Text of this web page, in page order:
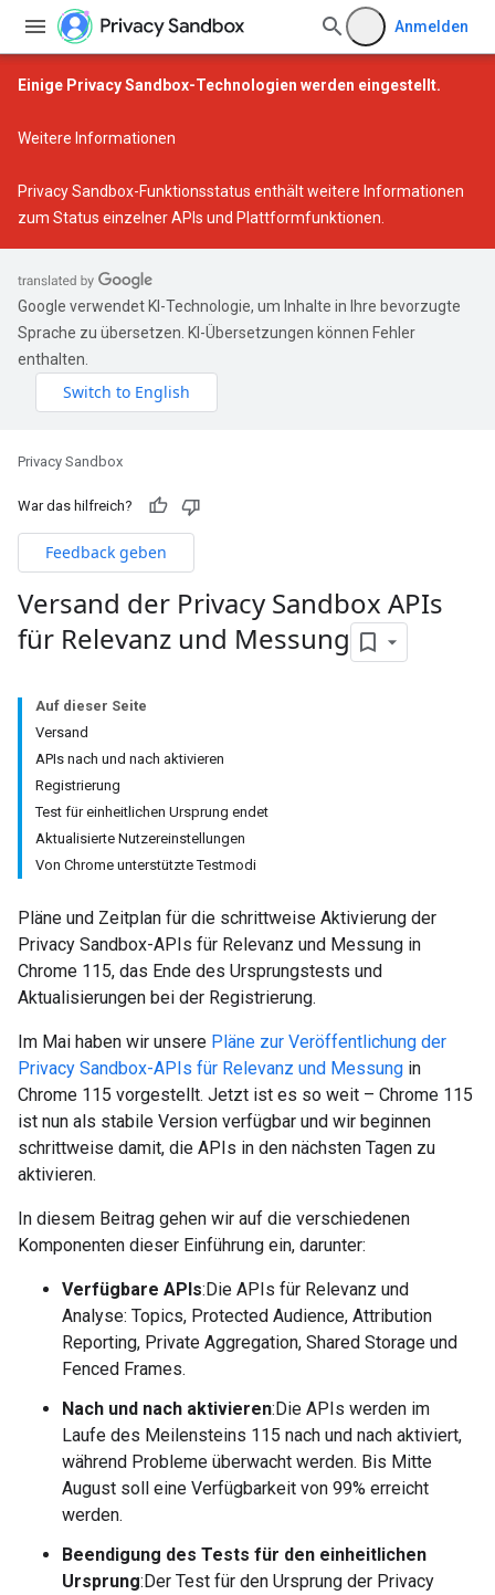
Anmelden
Einige Privacy Sandbox-Technologien werden eingestellt.
Weitere Informationen
Privacy Sandbox-Funktionsstatus enthält weitere Informationen
zum Status einzelner APIs und Plattformfunktionen.
Google verwendet KI-Technologie, um Inhalte in Ihre bevorzugte
Sprache zu übersetzen. KI-Übersetzungen können Fehler
enthalten.
Privacy Sandbox
War das hilfreich?
Feedback geben
Versand der Privacy Sandbox APIs
für Relevanz und Messung
Auf dieser Seite
Versand
APIs nach und nach aktivieren
Registrierung
Test für einheitlichen Ursprung endet
Aktualisierte Nutzereinstellungen
Von Chrome unterstützte Testmodi
Pläne und Zeitplan für die schrittweise Aktivierung der
Privacy Sandbox-APIs für Relevanz und Messung in
Chrome 115, das Ende des Ursprungstests und
Aktualisierungen bei der Registrierung.
Im Mai haben wir unsere Pläne zur Veröffentlichung der
Privacy Sandbox-APIs für Relevanz und Messung in
Chrome 115 vorgestellt. Jetzt ist es so weit – Chrome 115
ist nun als stabile Version verfügbar und wir beginnen
schrittweise damit, die APIs in den nächsten Tagen zu
aktivieren.
In diesem Beitrag gehen wir auf die verschiedenen
Komponenten dieser Einführung ein, darunter:
Verfügbare APIs:Die APIs für Relevanz und
Analyse: Topics, Protected Audience, Attribution
Reporting, Private Aggregation, Shared Storage und
Fenced Frames.
Nach und nach aktivieren:Die APIs werden im
Laufe des Meilensteins 115 nach und nach aktiviert,
während Probleme überwacht werden. Bis Mitte
August soll eine Verfügbarkeit von 99% erreicht
werden.
Beendigung des Tests für den einheitlichen
Ursprung:Der Test für den Ursprung der Privacy